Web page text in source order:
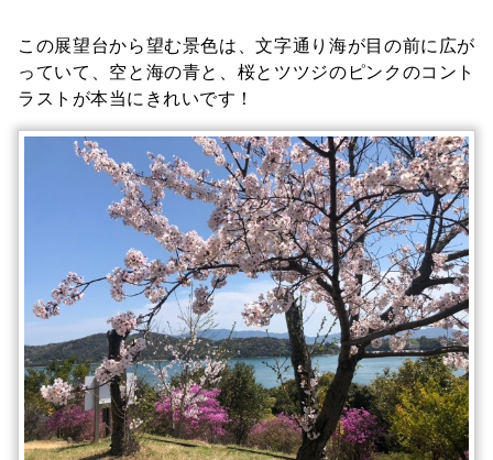
この展望台から望む景色は、文字通り海が目の前に広が
っていて、空と海の青と、桜とツツジのピンクのコント
ラストが本当にきれいです！